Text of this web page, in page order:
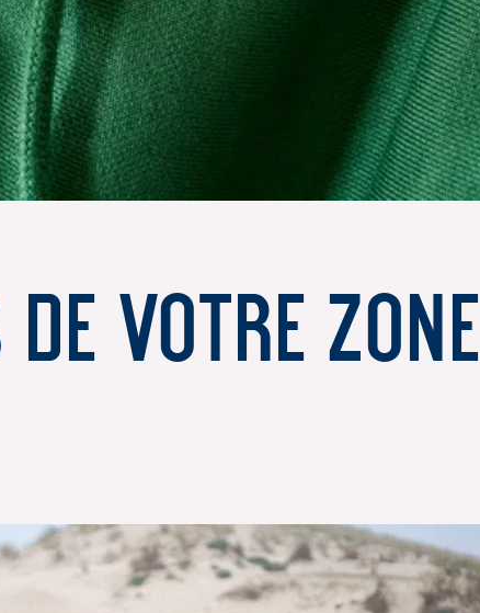
de votre zone